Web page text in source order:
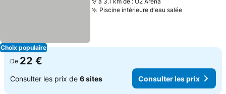
Choix populaire
Piscine intérieure d'eau saléeConsulter
De 22 €
Consulter les prix de 6 sites Consulter les prix